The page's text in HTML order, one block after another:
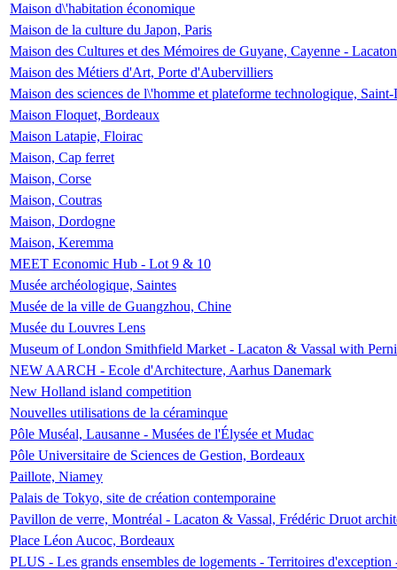
Maison d\'habitation économique
Maison de la culture du Japon, Paris
Maison des Cultures et des Mémoires de Guyane, Cayenne -
Maison des Métiers d'Art, Porte d'Aubervilliers
Maison des sciences de l\'homme et plateforme technologique,
Maison Floquet, Bordeaux
Maison Latapie, Floirac
Maison, Cap ferret
Maison, Corse
Maison, Coutras
Maison, Dordogne
Maison, Keremma
MEET Economic Hub - Lot 9 & 10
Musée archéologique, Saintes
Musée de la ville de Guangzhou, Chine
Musée du Louvres Lens
Museum of London Smithfield Market - Lacaton & Vassal with
NEW AARCH - Ecole d'Architecture, Aarhus Danemark
New Holland island competition
Nouvelles utilisations de la céraminque
Pôle Muséal, Lausanne - Musées de l'Élysée et Mudac
Pôle Universitaire de Sciences de Gestion, Bordeaux
Paillote, Niamey
Palais de Tokyo, site de création contemporaine
Pavillon de verre, Montréal - Lacaton & Vassal, Frédéric Druot
Place Léon Aucoc, Bordeaux
PLUS - Les grands ensembles de logements - Territoires